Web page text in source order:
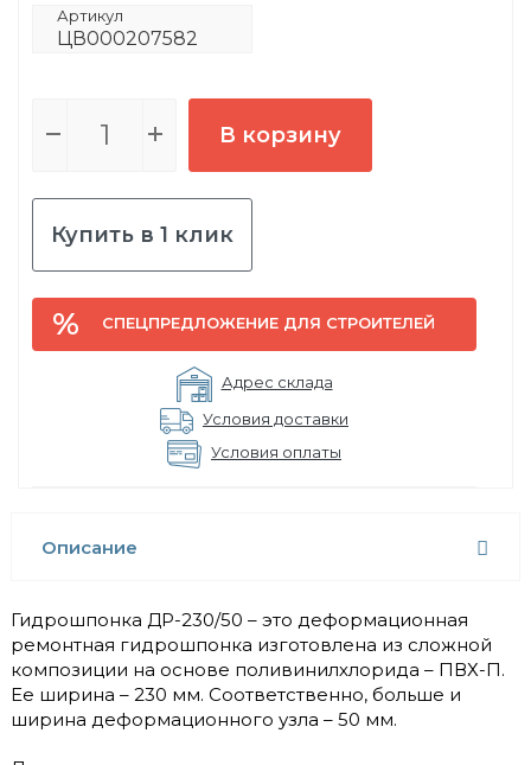
Артикул
ЦВ000207582
В корзину
Купить в 1 клик
СПЕЦПРЕДЛОЖЕНИЕ ДЛЯ СТРОИТЕЛЕЙ
Адрес склада
Условия доставки
Условия оплаты
Описание
Гидрошпонка ДР-230/50 – это деформационная
ремонтная гидрошпонка изготовлена из сложной
композиции на основе поливинилхлорида – ПВХ-П.
Ее ширина – 230 мм. Соответственно, больше и
ширина деформационного узла – 50 мм.